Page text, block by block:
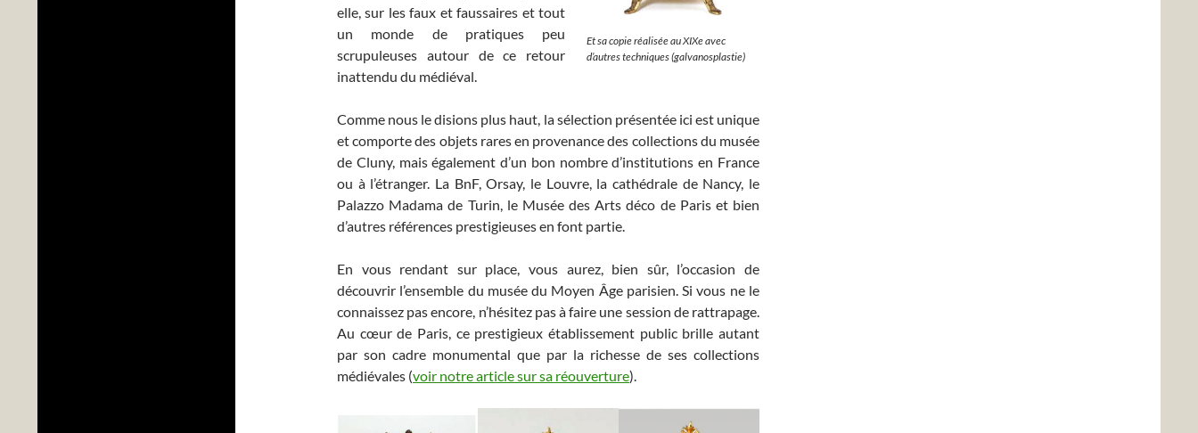
Et sa copie réalisée au XIXe avec
d’autres techniques (galvanosplastie)
elle, sur les faux et faussaires et tout
un monde de pratiques peu
scrupuleuses autour de ce retour
inattendu du médiéval.
Comme nous le disions plus haut, la sélection présentée ici est unique
et comporte des objets rares en provenance des collections du musée
de Cluny, mais également d’un bon nombre d’institutions en France
ou à l’étranger. La BnF, Orsay, le Louvre, la cathédrale de Nancy, le
Palazzo Madama de Turin, le Musée des Arts déco de Paris et bien
d’autres références prestigieuses en font partie.
En vous rendant sur place, vous aurez, bien sûr, l’occasion de
découvrir l’ensemble du musée du Moyen Âge parisien. Si vous ne le
connaissez pas encore, n’hésitez pas à faire une session de rattrapage.
Au cœur de Paris, ce prestigieux établissement public brille autant
par son cadre monumental que par la richesse de ses collections
médiévales (voir notre article sur sa réouverture).